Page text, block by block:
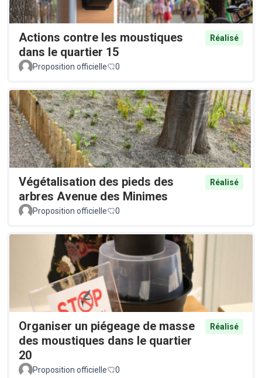
Actions contre les moustiques
dans le quartier 15
Réalisé
Proposition officielle 0
Végétalisation des pieds des
arbres Avenue des Minimes
Réalisé
Proposition officielle 0
Organiser un piégeage de masse
des moustiques dans le quartier
20
Réalisé
Proposition officielle 0